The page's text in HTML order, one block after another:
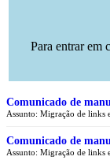
Para entrar em
Comunicado de
Assunto: Migração de links
Comunicado de
Assunto: Migração de links